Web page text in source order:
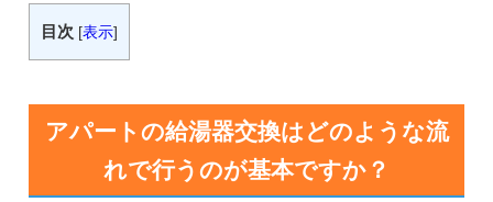
目次 [表示]
アパートの給湯器交換はどのような流
れで行うのが基本ですか？